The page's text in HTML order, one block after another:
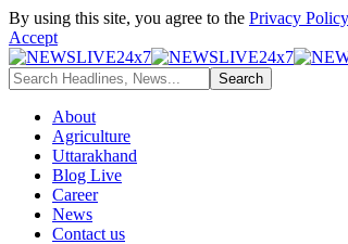
By using this site, you agree to the Privacy Policy
Accept
About
Agriculture
Uttarakhand
Blog Live
Career
News
Contact us